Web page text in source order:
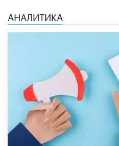
АНАЛИТИКА